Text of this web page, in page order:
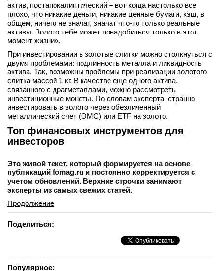
актив, постапокалиптический – вот когда настолько все
плохо, что никакие деньги, никакие ценные бумаги, кэш, в
общем, ничего не значат, значат что-то только реальные
активы. Золото тебе может понадобиться только в этот
момент жизни».
При инвестировании в золотые слитки можно столкнуться с
двумя проблемами: подлинность металла и ликвидность
актива. Так, возможны проблемы при реализации золотого
слитка массой 1 кг. В качестве еще одного актива,
связанного с драгметаллами, можно рассмотреть
инвестиционные монеты. По словам эксперта, странно
инвестировать в золото через обезличенный
металлический счет (ОМС) или ETF на золото.
Топ финансовых инструментов для
инвесторов
Это живой текст, который формируется на основе
публикаций fomag.ru и постоянно корректируется с
учетом обновлений. Верхние строчки занимают
эксперты из самых свежих статей.
Продолжение
Поделиться:
Популярное: